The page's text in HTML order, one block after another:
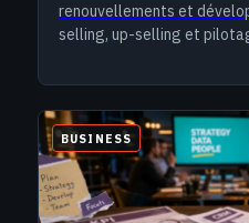
renouvellements et
selling, up-selling et
BUSINESS